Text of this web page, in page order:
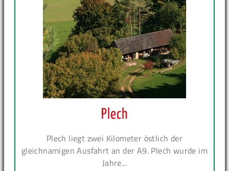
Plech
Plech liegt zwei Kilometer östlich der
gleichnamigen Ausfahrt an der A9. Plech wurde im
Jahre...